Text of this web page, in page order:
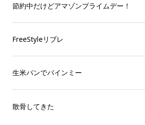
節約中だけどアマゾンプライムデー！
FreeStyleリブレ
生米パンでバインミー
散骨してきた